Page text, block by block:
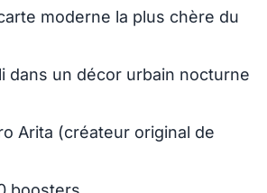
moderne la plus chère du
dans un décor urbain nocturne
Arita (créateur original de